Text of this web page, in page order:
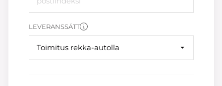
LEVERANSSÄTT
Toimitus rekka-autolla